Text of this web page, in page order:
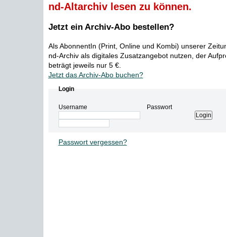
nd-Altarchiv lesen zu können.
Jetzt ein Archiv-Abo bestellen?
Als AbonnentIn (Print, Online und Kombi) unserer
nd-Archiv als digitales Zusatzangebot nutzen, der
beträgt jeweils nur 5 €.
Jetzt das Archiv-Abo buchen?
Login
Username Passwort
Passwort vergessen?